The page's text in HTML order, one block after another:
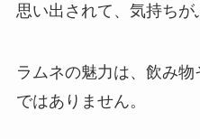
思い出されて、気持ちが
ラムネの魅力は、飲み
ではありません。